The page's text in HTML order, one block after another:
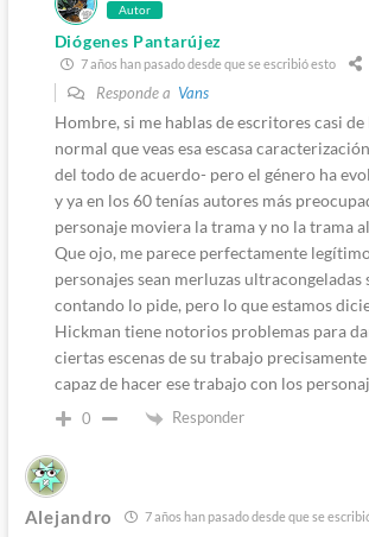
Autor
Diógenes Pantarújez
7 años han pasado desde que se escribió esto
Responde a Vans
Hombre, si me hablas de escritores casi
normal que veas esa escasa
del todo de acuerdo- pero el género ha
y ya en los 60 tenías autores más
personaje moviera la trama y no la trama
Que ojo, me parece perfectamente
personajes sean merluzas ultracongeladas
contando lo pide, pero lo que estamos
Hickman tiene notorios problemas para
ciertas escenas de su trabajo
capaz de hacer ese trabajo con los
0 Responder
Alejandro 7 años han pasado desde que se